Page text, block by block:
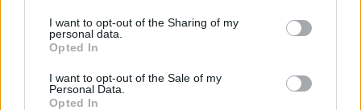
not limited to your visit or usage behaviour. You may click to
grant or deny consent to Google and its third-party tags to
use your data for below specified purposes in below Google
consent section.
I want to opt-out of the Sharing of my
personal data.
Opted In
I want to opt-out of the Sale of my
Personal Data.
Opted In